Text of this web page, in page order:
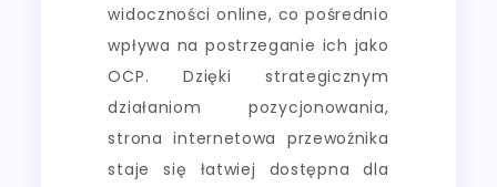
widoczności online, co pośrednio
wpływa na postrzeganie ich jako
OCP. Dzięki strategicznym
działaniom pozycjonowania,
strona internetowa przewoźnika
staje się łatwiej dostępna dla